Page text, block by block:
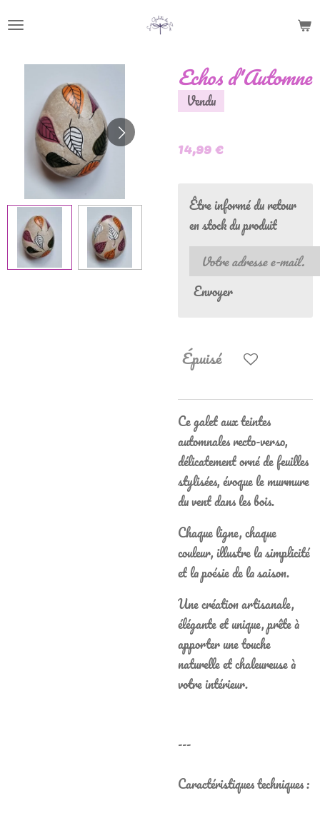
Echos d'Automne
Vendu
14,99 €
Être informé du retour
en stock du produit
Envoyer
Épuisé
Ce galet aux teintes
automnales recto-verso,
délicatement orné de feuilles
stylisées, évoque le murmure
du vent dans les bois.
Chaque ligne, chaque
couleur, illustre la simplicité
et la poésie de la saison.
Une création artisanale,
élégante et unique, prête à
apporter une touche
naturelle et chaleureuse à
votre intérieur.
---
Caractéristiques techniques :